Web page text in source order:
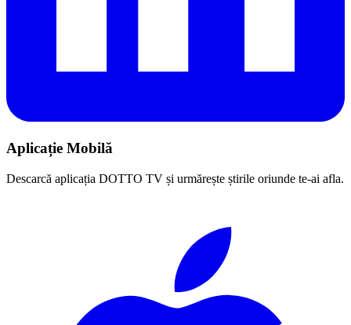
Aplicație Mobilă
Descarcă aplicația DOTTO TV și urmărește știrile oriunde te-ai afla.